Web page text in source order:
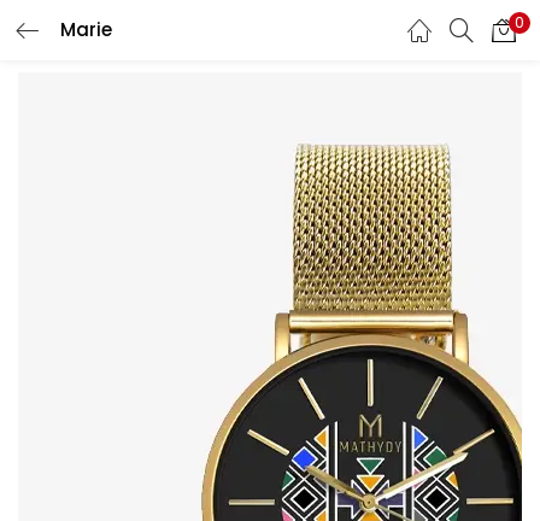
Marie 0
S'INSCRIRE
Mot de passe oublié?